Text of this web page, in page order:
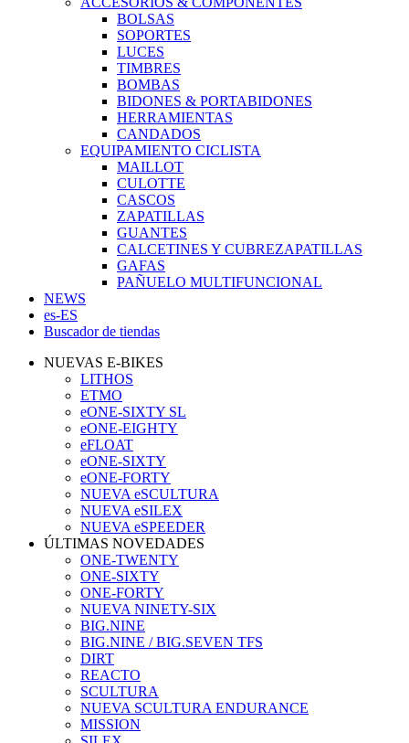
BOLSAS
SOPORTES
LUCES
TIMBRES
BOMBAS
BIDONES & PORTABIDONES
HERRAMIENTAS
CANDADOS
EQUIPAMIENTO CICLISTA
MAILLOT
CULOTTE
CASCOS
ZAPATILLAS
GUANTES
CALCETINES Y CUBREZAPATILLAS
GAFAS
PAÑUELO MULTIFUNCIONAL
NEWS
es-ES
Buscador de tiendas
NUEVAS E-BIKES
LITHOS
ETMO
eONE-SIXTY SL
eONE-EIGHTY
eFLOAT
eONE-SIXTY
eONE-FORTY
NUEVA eSCULTURA
NUEVA eSILEX
NUEVA eSPEEDER
ÚLTIMAS NOVEDADES
ONE-TWENTY
ONE-SIXTY
ONE-FORTY
NUEVA NINETY-SIX
BIG.NINE
BIG.NINE / BIG.SEVEN TFS
DIRT
REACTO
SCULTURA
NUEVA SCULTURA ENDURANCE
MISSION